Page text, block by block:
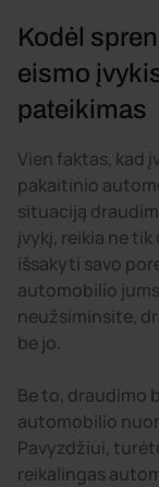
Kodėl
eismo
pateikimas
Vien faktas, kad
pakaitinio
situaciją
įvykį, reikia ne
išsakyti savo
automobilio
neužsiminsite,
be jo.
Be to, draudimo
automobilio
Pavyzdžiui,
reikalingas